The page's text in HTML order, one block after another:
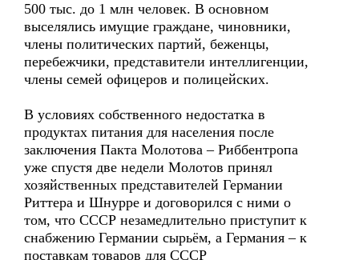
500 тыс. до 1 млн человек. В основном
выселялись имущие граждане, чиновники,
члены политических партий, беженцы,
перебежчики, представители интеллигенции,
члены семей офицеров и полицейских.
В условиях собственного недостатка в
продуктах питания для населения после
заключения Пакта Молотова – Риббентропа
уже спустя две недели Молотов принял
хозяйственных представителей Германии
Риттера и Шнурре и договорился с ними о
том, что СССР незамедлительно приступит к
снабжению Германии сырьём, а Германия – к
поставкам товаров для СССР